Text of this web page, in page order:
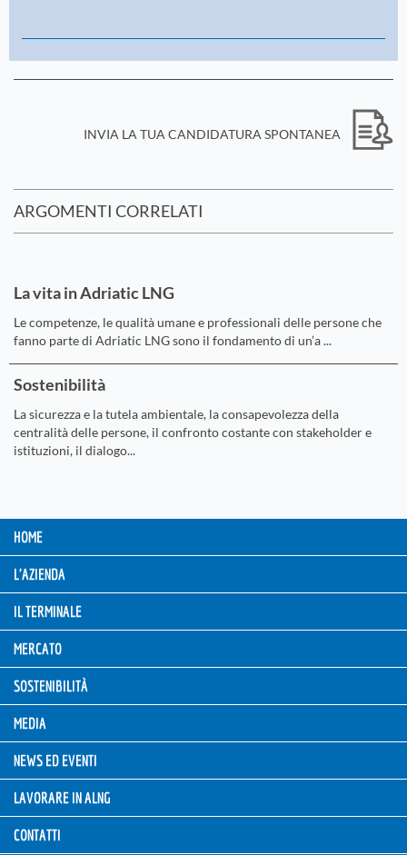
INVIA LA TUA CANDIDATURA SPONTANEA
ARGOMENTI CORRELATI
La vita in Adriatic LNG
Le competenze, le qualità umane e professionali delle persone che
fanno parte di Adriatic LNG sono il fondamento di un’a ...
Sostenibilità
La sicurezza e la tutela ambientale, la consapevolezza della
centralità delle persone, il confronto costante con stakeholder e
istituzioni, il dialogo...
HOME
L'AZIENDA
IL TERMINALE
MERCATO
SOSTENIBILITÀ
MEDIA
NEWS ED EVENTI
LAVORARE IN ALNG
CONTATTI